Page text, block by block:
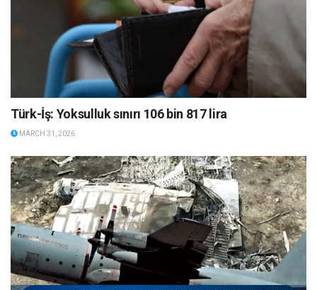
Türk-İş: Yoksulluk sınırı 106 bin 817 lira
MARCH 31, 2026